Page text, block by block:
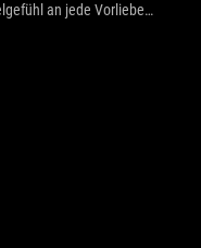
an jede Vorliebe